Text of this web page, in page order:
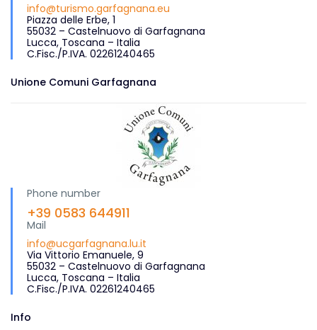
info@turismo.garfagnana.eu
Piazza delle Erbe, 1
55032 – Castelnuovo di Garfagnana
Lucca, Toscana – Italia
C.Fisc./P.IVA. 02261240465
Unione Comuni Garfagnana
Phone number
+39 0583 644911
Mail
info@ucgarfagnana.lu.it
Via Vittorio Emanuele, 9
55032 – Castelnuovo di Garfagnana
Lucca, Toscana – Italia
C.Fisc./P.IVA. 02261240465
Info